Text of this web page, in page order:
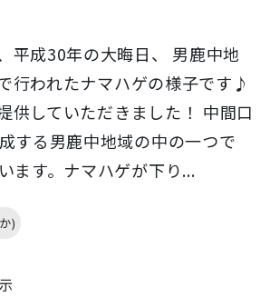
平成30年の大晦日、 男鹿中地
行われたナマハゲの様子です♪
供していただきました！ 中間口
する男鹿中地域の中の一つで
ます。ナマハゲが下り...
)